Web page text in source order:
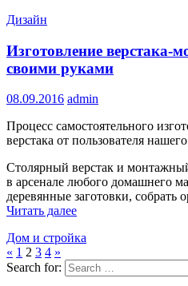
Дизайн
Изготовление верстака-
своими руками
08.09.2016 admin
Процесс самостоятельного
верстака от пользователя
Столярный верстак и
в арсенале любого домашнего
деревянные заготовки, собрать
Читать далее
Дом и стройка
« 1 2 3 4 »
Search for: